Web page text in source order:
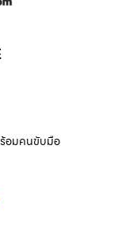
ร้อมคนขับมือ